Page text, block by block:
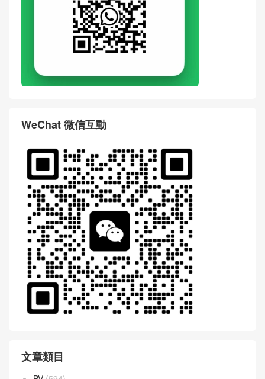
WeChat 微信互動
文章類目